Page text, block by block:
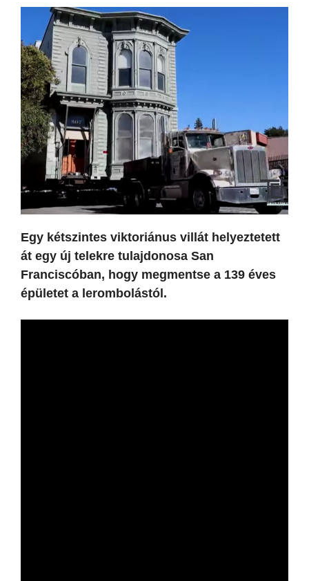
Egy kétszintes viktoriánus villát helyeztetett
át egy új telekre tulajdonosa San
Franciscóban, hogy megmentse a 139 éves
épületet a lerombolástól.